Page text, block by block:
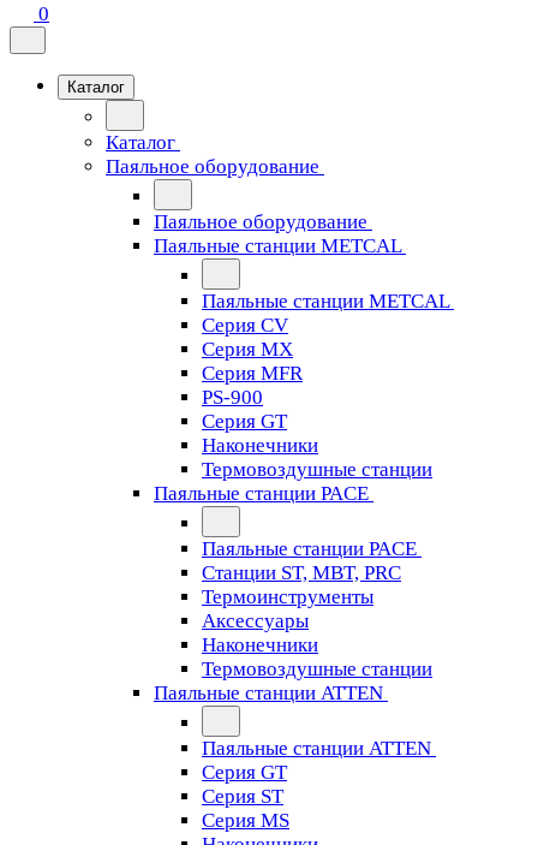
0
Каталог
Каталог
Паяльное оборудование
Паяльное оборудование
Паяльные станции METCAL
Паяльные станции METCAL
Серия CV
Серия MX
Серия MFR
PS-900
Серия GT
Наконечники
Термовоздушные станции
Паяльные станции PACE
Паяльные станции PACE
Станции ST, MBT, PRC
Термоинструменты
Аксессуары
Наконечники
Термовоздушные станции
Паяльные станции ATTEN
Паяльные станции ATTEN
Серия GT
Серия ST
Серия MS